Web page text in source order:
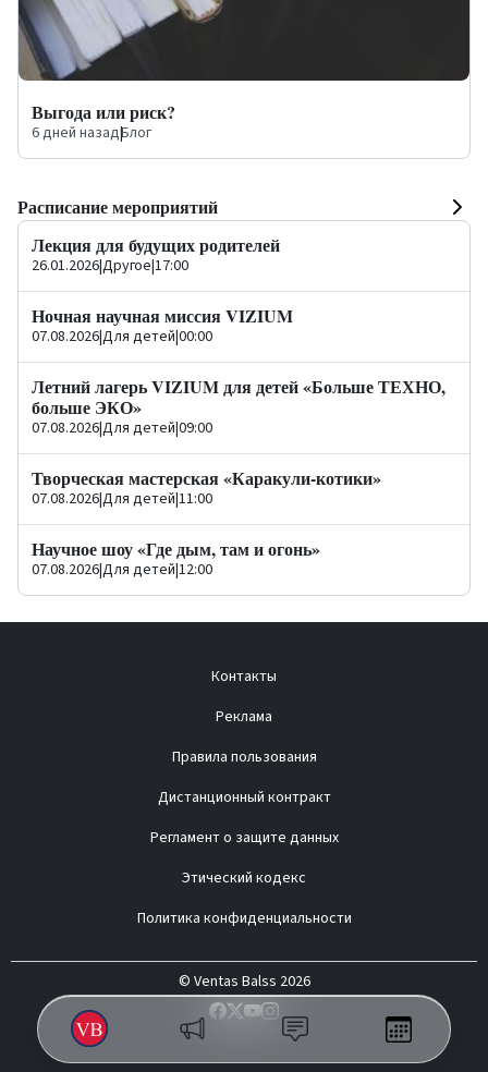
Выгода или риск?
6 дней назад|Блог
Расписание мероприятий
Лекция для будущих родителей
26.01.2026|Другое|17:00
Ночная научная миссия VIZIUM
07.08.2026|Для детей|00:00
Летний лагерь VIZIUM для детей «Больше ТЕХНО,
больше ЭКО»
07.08.2026|Для детей|09:00
Творческая мастерская «Каракули-котики»
07.08.2026|Для детей|11:00
Научное шоу «Где дым, там и огонь»
07.08.2026|Для детей|12:00
Контакты
Реклама
Правила пользования
Дистанционный контракт
Регламент о защите данных
Этический кодекс
Политика конфиденциальности
© Ventas Balss 2026